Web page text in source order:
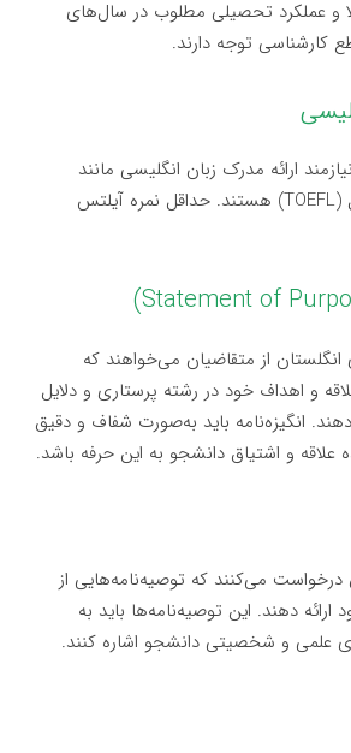
و عملکرد تحصیلی مطلوب در سال‌های
کارشناسی توجه دارند.
ارائه مدرک زبان انگلیسی مانند
آیلتس (IELTS) یا تافل (TOEFL) هستند. حداقل نمره آیلتس
از متقاضیان می‌خواهند که
و اهداف خود در رشته پرستاری و دلایل
انگیزه‌نامه باید به‌صورت شفاف و دقیق
و اشتیاق دانشجو به این حرفه باشد.
درخواست می‌کنند که توصیه‌نامه‌هایی از
ارائه دهند. این توصیه‌نامه‌ها باید به
علمی و شخصیتی دانشجو اشاره کنند.